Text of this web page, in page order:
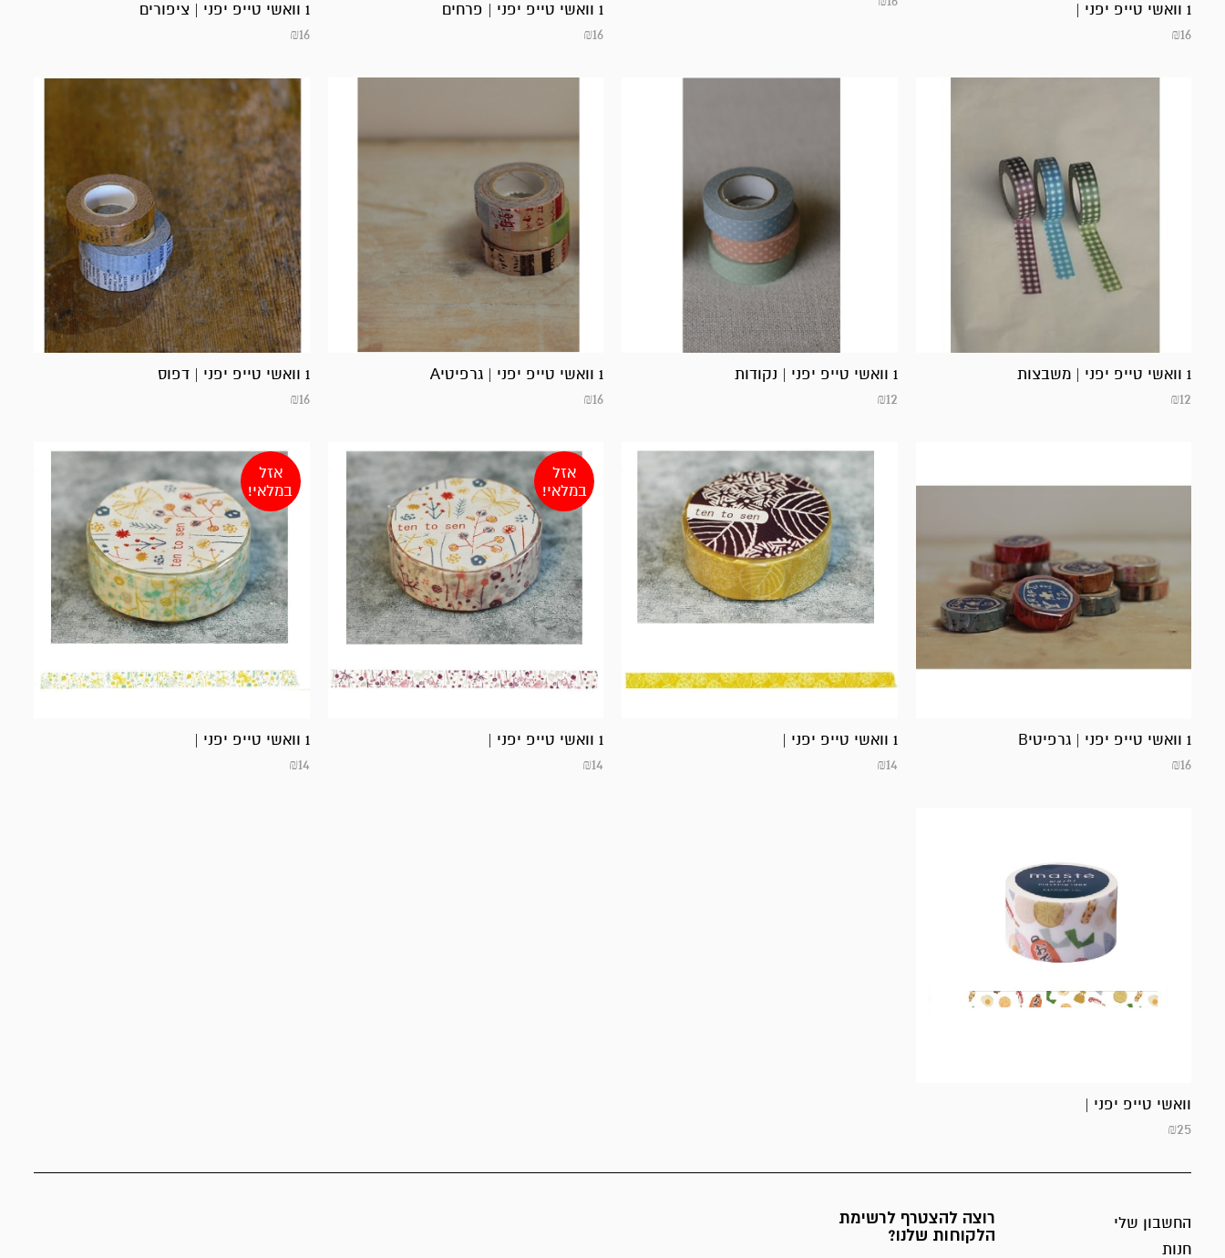
1 וואשי טייפ יפני |
₪16
1 וואשי טייפ יפני | פרחים
₪16
1 וואשי טייפ יפני | ציפורים
₪16
1 וואשי טייפ יפני | משבצות
₪12
1 וואשי טייפ יפני | נקודות
₪12
1 וואשי טייפ יפני | גרפיטיA
₪16
1 וואשי טייפ יפני | דפוס
₪16
1 וואשי טייפ יפני | גרפיטיB
₪16
1 וואשי טייפ יפני |
₪14
אזל
במלאי!
1 וואשי טייפ יפני |
₪14
אזל
במלאי!
1 וואשי טייפ יפני |
₪14
וואשי טייפ יפני |
₪25
החשבון שלי
חנות
רוצה להצטרף לרשימת
הלקוחות שלנו?